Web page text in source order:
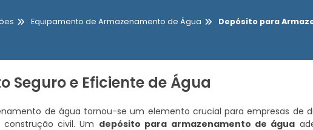
Equipamento de Armazenamento de Água Depósito para
Seguro e Eficiente de Água
de água tornou-se um elemento crucial para empresas de
civil. Um depósito para armazenamento de água